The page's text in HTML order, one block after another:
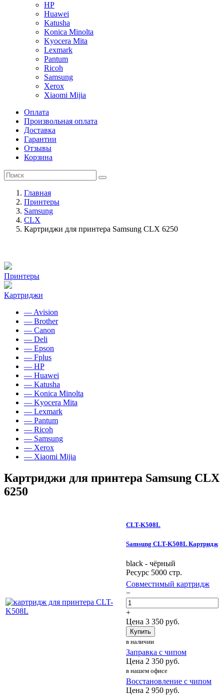
HP
Huawei
Katusha
Konica Minolta
Kyocera Mita
Lexmark
Pantum
Ricoh
Samsung
Xerox
Xiaomi Mijia
Оплата
Произвольная оплата
Доставка
Гарантии
Отзывы
Корзина
Главная
Принтеры
Samsung
CLX
Картриджи для принтера Samsung CLX 6250
Принтеры
Картриджи
— Avision
— Brother
— Canon
— Deli
— Epson
— Fplus
— HP
— Huawei
— Katusha
— Konica Minolta
— Kyocera Mita
— Lexmark
— Pantum
— Ricoh
— Samsung
— Xerox
— Xiaomi Mijia
Картриджи для принтера Samsung CLX
6250
CLT-K508L
Samsung CLT-K508L Картридж
black - чёрный
Ресурс 5000 стр.
Совместимый картридж
−
+
Цена 3 350 руб.
Купить
в наличии
Заправка с чипом
Цена 2 350 руб.
в нашем офисе
Восстановление с чипом
Цена 2 950 руб.